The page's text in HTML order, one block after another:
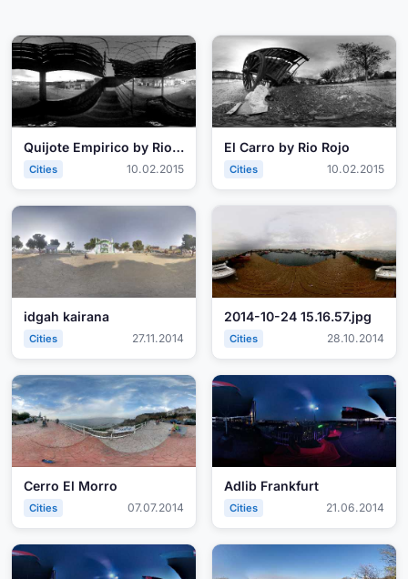
Quijote Empirico by Rio Rojo
Cities 10.02.2015
El Carro by Rio Rojo
Cities 10.02.2015
idgah kairana
Cities 27.11.2014
2014-10-24 15.16.57.jpg
Cities 28.10.2014
Cerro El Morro
Cities 07.07.2014
Adlib Frankfurt
Cities 21.06.2014